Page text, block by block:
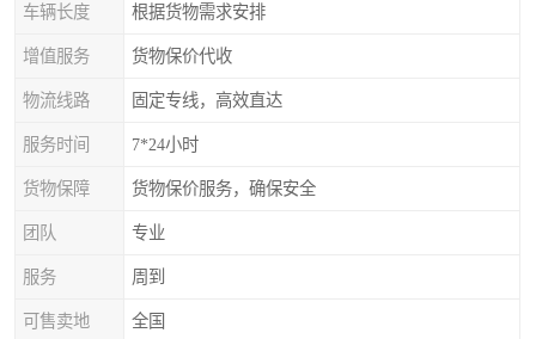
车辆长度 根据货物需求安排
增值服务 货物保价代收
物流线路 固定专线，高效直达
服务时间 7*24小时
货物保障 货物保价服务，确保安全
团队 专业
服务 周到
可售卖地 全国